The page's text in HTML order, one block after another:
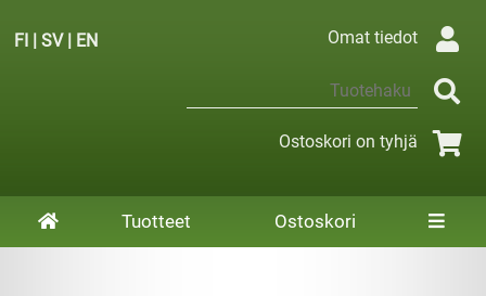
FI | SV| EN Omat tiedot
Ostoskori on tyhjä
Tuotteet Ostoskori